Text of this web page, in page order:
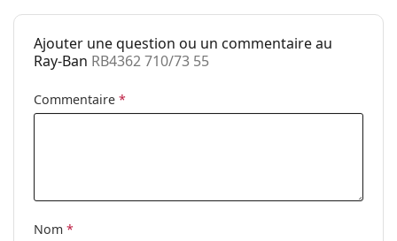
Catégorie:
Lunettes de soleil
Marque:
Ray-Ban
Utilisation:
Code:
Ajouter une question ou un commentaire au
Ray-Ban RB4362 710/73 55
Commentaire *
Nom *